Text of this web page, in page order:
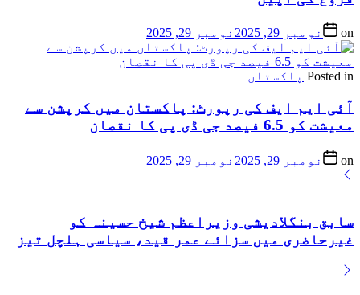
on نومبر 29, 2025 نومبر 29, 2025
Posted in پاکستان
آئی ایم ایف کی رپورٹ: پاکستان میں کرپشن سے
معیشت کو 6.5 فیصد جی ڈی پی کا نقصان
on نومبر 29, 2025 نومبر 29, 2025
سابق بنگلادیشی وزیراعظم شیخ حسینہ کو
غیرحاضری میں سزائے عمر قید، سیاسی ہلچل تیز